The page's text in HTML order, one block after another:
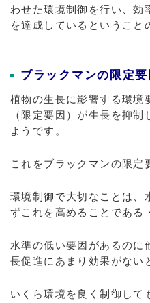
わせた環境制御を行い、効
を達成しているということ
ブラックマンの限定
植物の生長に影響する環境
（限定要因）が生長を抑
ようです。
これをブラックマンの限定
環境制御で大切なことは、
ずこれを高めることである
水準の低い要因があるのに
長促進にあまり効果がない
いくら環境を良く制御して